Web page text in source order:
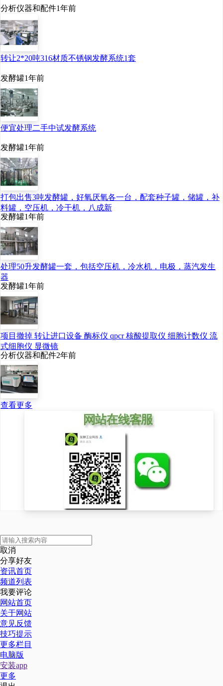
分析仪器和配件1年前
转让2*20吨316材质不锈钢发酵系统1套
发酵罐1年前
便宜处理二手中试发酵系统
发酵罐1年前
打包出售3吨发酵罐，好氧厌氧各一台，配套种子罐，储罐，补
料罐，空压机，冷干机，八成新
发酵罐1年前
处理50升发酵罐一套，包括空压机，冷水机，电极，蒸汽发生
器
发酵罐1年前
项目撤掉 转让进口设备 酶标仪 qpcr 核酸提取仪 细胞计数仪 流
式细胞仪 显微镜
分析仪器和配件2年前
查看更多
取消
分享好友
资讯首页
频道列表
我要评论
网站首页
关于网站
意见反馈
技巧提示
更多栏目
电脑版
安装app
更多